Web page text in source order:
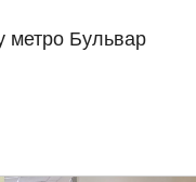
метро Бульвар